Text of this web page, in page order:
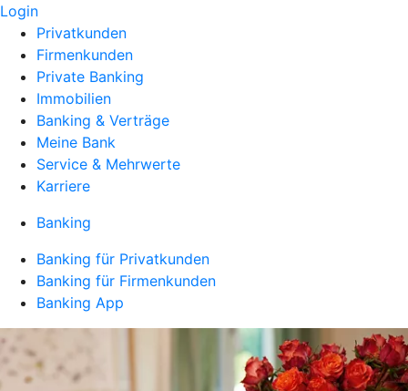
Login
Privatkunden
Firmenkunden
Private Banking
Immobilien
Banking & Verträge
Meine Bank
Service & Mehrwerte
Karriere
Banking
Banking für Privatkunden
Banking für Firmenkunden
Banking App